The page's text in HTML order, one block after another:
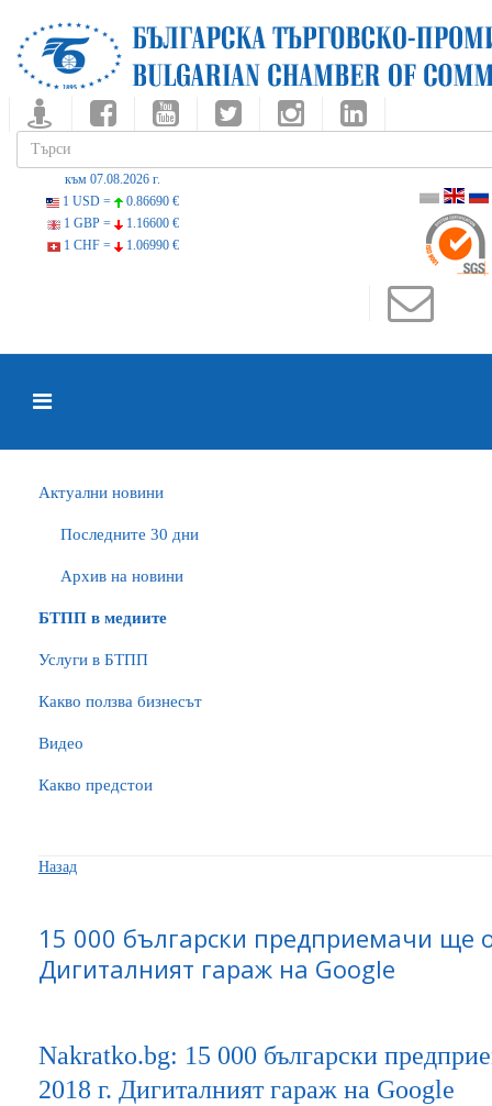
към 07.08.2026 г.
1 USD =
0.86690 €
1 GBP =
1.16600 €
1 CHF =
1.06990 €
Актуални новини
Последните 30 дни
Архив на новини
БTПП в медиите
Услуги в БТПП
Какво ползва бизнесът
Видео
Какво предстои
Назад
15 000 български предприемачи ще
Дигиталният гараж на Google
Nakratko.bg: 15 000 български
2018 г. Дигиталният гараж на Google